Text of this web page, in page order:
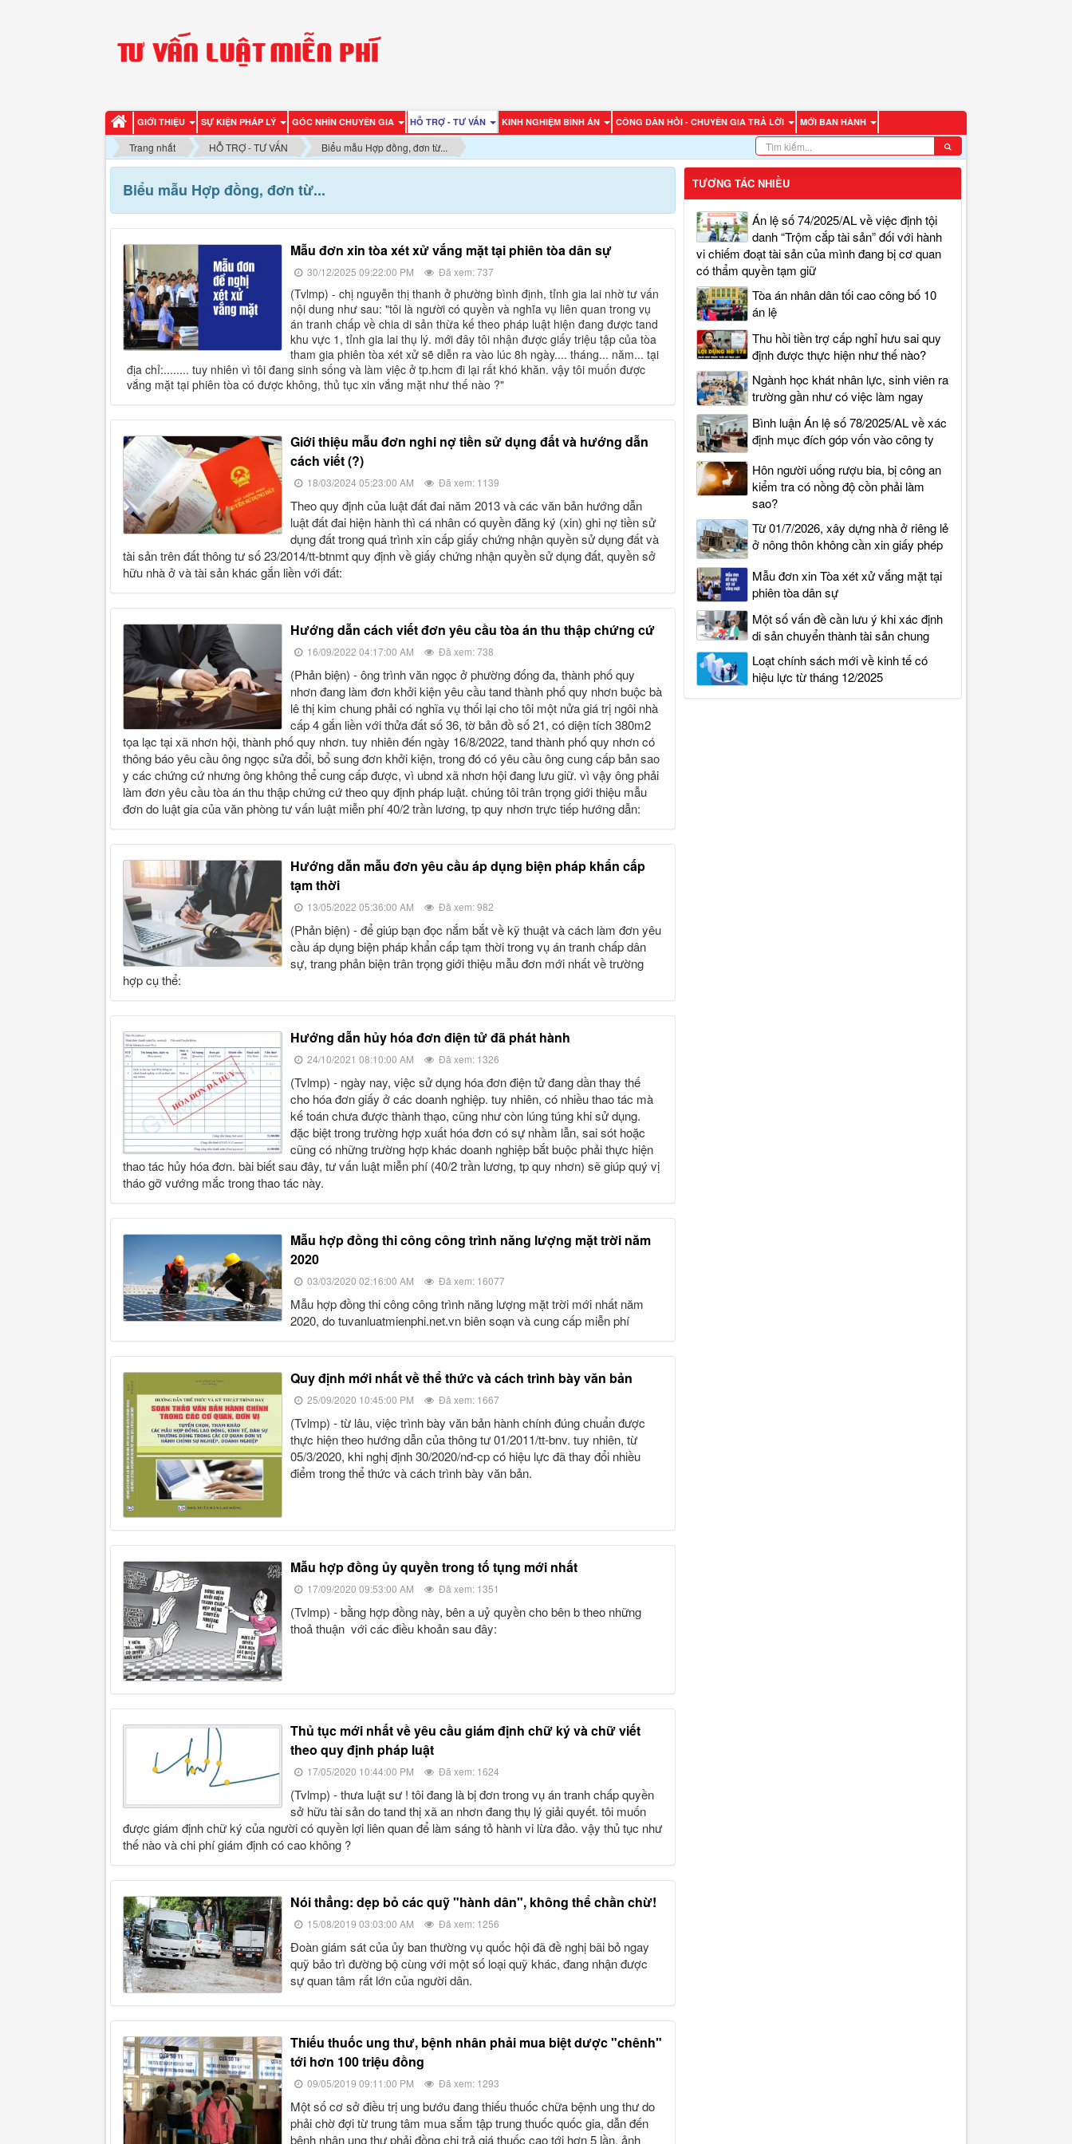
GIỚI THIỆU SỰ KIỆN PHÁP LÝ GÓC NHÌN CHUYÊN GIA HỖ TRỢ - TƯ VẤN KINH NGHIỆM BÌNH ÁN CÔNG DÂN HỎI - CHUYÊN GIA TRẢ LỜI MỚI BAN HÀNH
Trang nhất HỖ TRỢ - TƯ VẤN Biểu mẫu Hợp đồng, đơn từ...
Biểu mẫu Hợp đồng, đơn từ...
mẫu đơn xin tòa xét xử vắng mặt tại phiên tòa dân sự
30/12/2025 09:22:00 PM Đã xem: 737
(tvlmp) - chị nguyễn thị thanh ở phường bình định, tỉnh gia lai nhờ tư vấn
nội dung như sau: "tôi là người có quyền và nghĩa vụ liên quan trong vụ
án tranh chấp về chia di sản thừa kế theo pháp luật hiện đang được tand
khu vực 1, tỉnh gia lai thụ lý. mới đây tôi nhận được giấy triệu tập của tòa
tham gia phiên tòa xét xử sẽ diễn ra vào lúc 8h ngày.... tháng... năm... tại
địa chỉ:........ tuy nhiên vì tôi đang sinh sống và làm việc ở tp.hcm đi lại rất khó khăn. vậy tôi muốn được
vắng mặt tại phiên tòa có được không, thủ tục xin vắng mặt như thế nào ?"
giới thiệu mẫu đơn nghi nợ tiền sử dụng đất và hướng dẫn
cách viết (?)
18/03/2024 05:23:00 AM Đã xem: 1139
theo quy định của luật đất đai năm 2013 và các văn bản hướng dẫn
luật đất đai hiện hành thì cá nhân có quyền đăng ký (xin) ghi nợ tiền sử
dụng đất trong quá trình xin cấp giấy chứng nhận quyền sử dụng đất và
tài sản trên đất thông tư số 23/2014/tt-btnmt quy định về giấy chứng nhận quyền sử dụng đất, quyền sở
hữu nhà ở và tài sản khác gắn liền với đất:
hướng dẫn cách viết đơn yêu cầu tòa án thu thập chứng cứ
16/09/2022 04:17:00 AM Đã xem: 738
(phản biện) - ông trình văn ngọc ở phường đống đa, thành phố quy
nhơn đang làm đơn khởi kiện yêu cầu tand thành phố quy nhơn buộc bà
lê thị kim chung phải có nghĩa vụ thối lại cho tôi một nửa giá trị ngôi nhà
cấp 4 gắn liền với thửa đất số 36, tờ bản đồ số 21, có diện tích 380m2
tọa lạc tại xã nhơn hội, thành phố quy nhơn. tuy nhiên đến ngày 16/8/2022, tand thành phố quy nhơn có
thông báo yêu cầu ông ngọc sửa đổi, bổ sung đơn khởi kiện, trong đó có yêu cầu ông cung cấp bản sao
y các chứng cứ nhưng ông không thể cung cấp được, vì ubnd xã nhơn hội đang lưu giữ. vì vậy ông phải
làm đơn yêu cầu tòa án thu thập chứng cứ theo quy định pháp luật. chúng tôi trân trọng giới thiệu mẫu
đơn do luật gia của văn phòng tư vấn luật miễn phí 40/2 trần lương, tp quy nhơn trực tiếp hướng dẫn:
hướng dẫn mẫu đơn yêu cầu áp dụng biện pháp khẩn cấp
tạm thời
13/05/2022 05:36:00 AM Đã xem: 982
(phản biện) - để giúp bạn đọc nắm bắt về kỹ thuật và cách làm đơn yêu
cầu áp dụng biện pháp khẩn cấp tạm thời trong vụ án tranh chấp dân
sự, trang phản biện trân trọng giới thiệu mẫu đơn mới nhất về trường
hợp cụ thể:
hướng dẫn hủy hóa đơn điện tử đã phát hành
24/10/2021 08:10:00 AM Đã xem: 1326
(tvlmp) - ngày nay, việc sử dụng hóa đơn điện tử đang dần thay thế
cho hóa đơn giấy ở các doanh nghiệp. tuy nhiên, có nhiều thao tác mà
kế toán chưa được thành thạo, cũng như còn lúng túng khi sử dụng.
đặc biệt trong trường hợp xuất hóa đơn có sự nhầm lẫn, sai sót hoặc
cũng có những trường hợp khác doanh nghiệp bắt buộc phải thực hiện
thao tác hủy hóa đơn. bài biết sau đây, tư vấn luật miễn phí (40/2 trần lương, tp quy nhơn) sẽ giúp quý vị
tháo gỡ vướng mắc trong thao tác này.
mẫu hợp đồng thi công công trình năng lượng mặt trời năm
2020
03/03/2020 02:16:00 AM Đã xem: 16077
mẫu hợp đồng thi công công trình năng lượng mặt trời mới nhất năm
2020, do tuvanluatmienphi.net.vn biên soạn và cung cấp miễn phí
quy định mới nhất về thể thức và cách trình bày văn bản
25/09/2020 10:45:00 PM Đã xem: 1667
(tvlmp) - từ lâu, việc trình bày văn bản hành chính đúng chuẩn được
thực hiện theo hướng dẫn của thông tư 01/2011/tt-bnv. tuy nhiên, từ
05/3/2020, khi nghị định 30/2020/nđ-cp có hiệu lực đã thay đổi nhiều
điểm trong thể thức và cách trình bày văn bản.
mẫu hợp đồng ủy quyền trong tố tụng mới nhất
17/09/2020 09:53:00 AM Đã xem: 1351
(tvlmp) - bằng hợp đồng này, bên a uỷ quyền cho bên b theo những
thoả thuận với các điều khoản sau đây:
thủ tục mới nhất về yêu cầu giám định chữ ký và chữ viết
theo quy định pháp luật
17/05/2020 10:44:00 PM Đã xem: 1624
(tvlmp) - thưa luật sư ! tôi đang là bị đơn trong vụ án tranh chấp quyền
sở hữu tài sản do tand thị xã an nhơn đang thụ lý giải quyết. tôi muốn
được giám định chữ ký của người có quyền lợi liên quan để làm sáng tỏ hành vi lừa đảo. vậy thủ tục như
thế nào và chi phí giám định có cao không ?
nói thẳng: dẹp bỏ các quỹ "hành dân", không thể chần chừ!
15/08/2019 03:03:00 AM Đã xem: 1256
đoàn giám sát của ủy ban thường vụ quốc hội đã đề nghị bãi bỏ ngay
quỹ bảo trì đường bộ cùng với một số loại quỹ khác, đang nhận được
sự quan tâm rất lớn của người dân.
thiếu thuốc ung thư, bệnh nhân phải mua biệt dược "chênh"
tới hơn 100 triệu đồng
09/05/2019 09:11:00 PM Đã xem: 1293
một số cơ sở điều trị ung bướu đang thiếu thuốc chữa bệnh ung thư do
phải chờ đợi từ trung tâm mua sắm tập trung thuốc quốc gia, dẫn đến
bệnh nhân ung thư phải đồng chi trả giá thuốc cao tới hơn 5 lần, ảnh
TƯƠNG TÁC NHIỀU
Án lệ số 74/2025/AL về việc định tội
danh “Trộm cắp tài sản” đối với hành
vi chiếm đoạt tài sản của mình đang bị cơ quan
có thẩm quyền tạm giữ
Tòa án nhân dân tối cao công bố 10
án lệ
Thu hồi tiền trợ cấp nghỉ hưu sai quy
định được thực hiện như thế nào?
Ngành học khát nhân lực, sinh viên ra
trường gần như có việc làm ngay
Bình luận Án lệ số 78/2025/AL về xác
định mục đích góp vốn vào công ty
Hôn người uống rượu bia, bị công an
kiểm tra có nồng độ cồn phải làm
sao?
Từ 01/7/2026, xây dựng nhà ở riêng lẻ
ở nông thôn không cần xin giấy phép
Mẫu đơn xin Tòa xét xử vắng mặt tại
phiên tòa dân sự
Một số vấn đề cần lưu ý khi xác định
di sản chuyển thành tài sản chung
Loạt chính sách mới về kinh tế có
hiệu lực từ tháng 12/2025